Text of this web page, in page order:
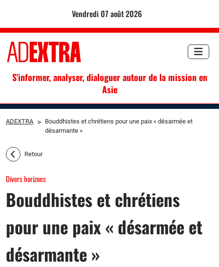
vendredi 07 août 2026
S'informer, analyser, dialoguer autour de la mission en
Asie
ADEXTRA > Bouddhistes et chrétiens pour une paix « désarmée et
désarmante »
Retour
Divers horizons
Bouddhistes et chrétiens
pour une paix « désarmée et
désarmante »